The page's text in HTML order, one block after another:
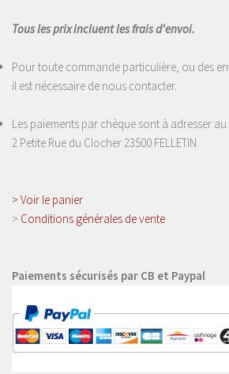
Tous les prix incluent les frais d'envoi.
Pour toute commande particulière, ou des
il est nécessaire de nous contacter.
Les paiements par chèque sont à adresser
2 Petite Rue du Clocher 23500 FELLETIN
> Voir le panier
> Conditions générales de vente
Paiements sécurisés par CB et Paypal